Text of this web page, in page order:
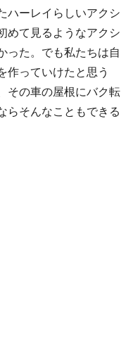
ハーレイらしいアクシ
めて見るようなアクシ
った。でも私たちは自
作っていけたと思う
その車の屋根にバク転
らそんなこともできる